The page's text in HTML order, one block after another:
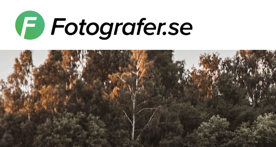
huvudnavigering
huvudinnehåll
sidfot
Fotografer.se